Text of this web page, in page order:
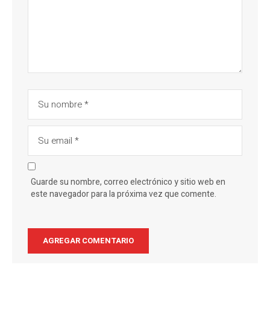
Guarde su nombre, correo electrónico y sitio web en
este navegador para la próxima vez que comente.